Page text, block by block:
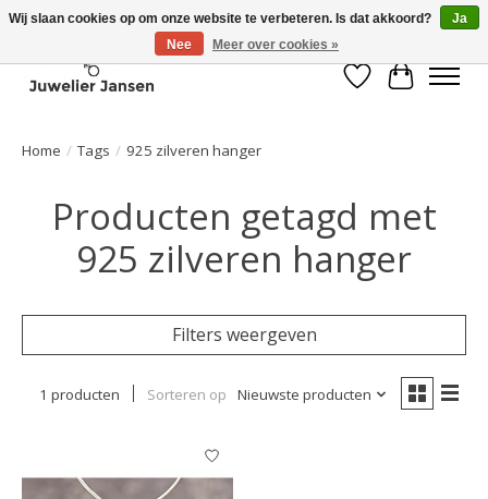
Verlanglijst
Home / Tags / 925 zilveren hanger
Producten getagd met
925 zilveren hanger
Filters weergeven
1 producten Sorteren op Nieuwste producten
Wij slaan cookies op om onze website te verbeteren. Is dat akkoord?
Ja
Nee
Meer over cookies »